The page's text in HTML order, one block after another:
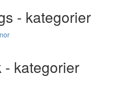
- kategorier
- kategorier